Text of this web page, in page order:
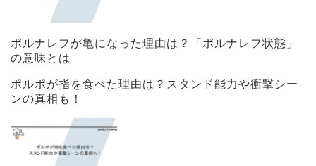
ポルナレフが亀になった理由は？「ポルナレフ状態」
の意味とは
ポルポが指を食べた理由は？スタンド能力や衝撃シー
ンの真相も！